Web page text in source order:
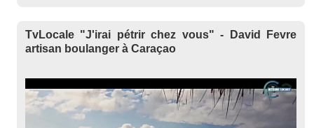
TvLocale "J'irai pétrir chez vous" - David Fevre
artisan boulanger à Caraçao